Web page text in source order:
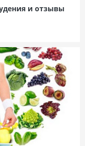
и отзывы